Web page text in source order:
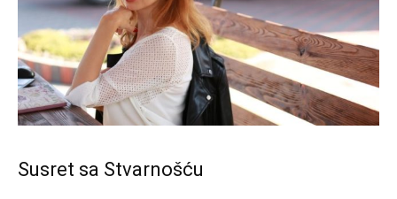
Susret sa Stvarnošću